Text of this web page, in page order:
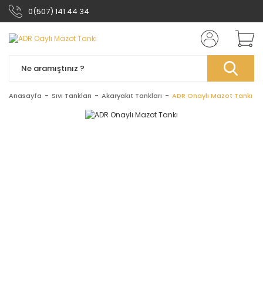
0(507) 141 44 34
Anasayfa Sıvı Tankları Akaryakıt Tankları ADR Onaylı Mazot Tankı